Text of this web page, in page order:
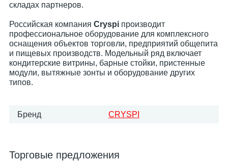
складах партнеров.
Российская компания Cryspi производит
профессиональное оборудование для комплексного
оснащения объектов торговли, предприятий общепита
и пищевых производств. Модельный ряд включает
кондитерские витрины, барные стойки, пристенные
модули, вытяжные зонты и оборудование других
типов.
Бренд CRYSPI
Торговые предложения